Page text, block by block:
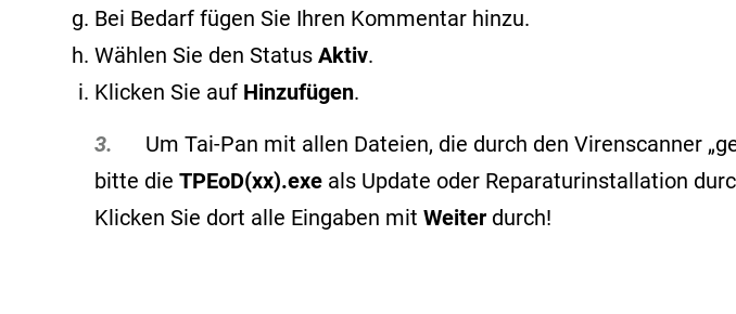
Bei Bedarf fügen Sie Ihren Kommentar hinzu.
Wählen Sie den Status Aktiv.
Klicken Sie auf Hinzufügen.
3. Um Tai-Pan mit allen Dateien, die durch den Virenscanner
bitte die TPEoD(xx).exe als Update oder Reparaturinstallation
Klicken Sie dort alle Eingaben mit Weiter durch!